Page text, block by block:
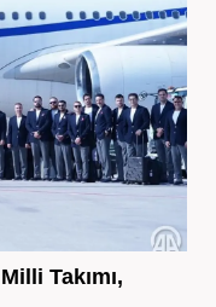
Takımı,